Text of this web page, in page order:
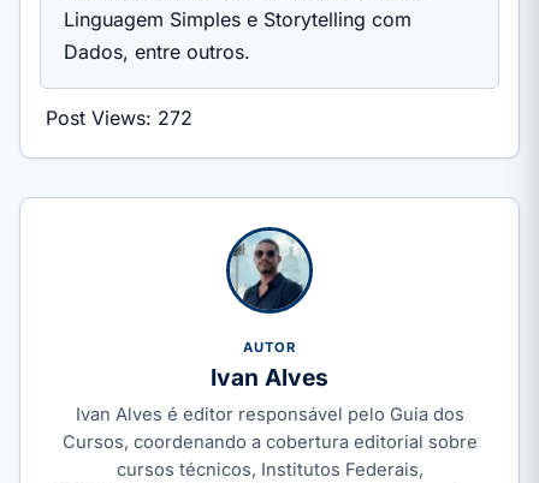
Linguagem Simples e Storytelling com
Dados, entre outros.
Post Views: 272
AUTOR
Ivan Alves
Ivan Alves é editor responsável pelo Guia dos
Cursos, coordenando a cobertura editorial sobre
cursos técnicos, Institutos Federais,